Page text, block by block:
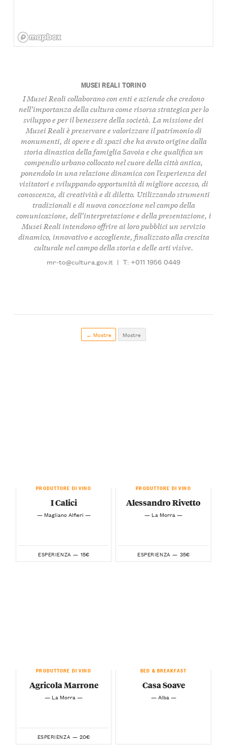
MUSEI REALI TORINO
I Musei Reali collaborano con enti e aziende che credono
nell’importanza della cultura come risorsa strategica per lo
sviluppo e per il benessere della società. Lamissionedei
Musei Reali è preservare e valorizzare il patrimonio di
monumenti, di opere e di spazi che ha avuto origine dalla
storia dinastica della famiglia Savoia e che qualifica un
compendio urbano collocato nel cuore della città antica,
ponendolo in una relazione dinamica con l’esperienza dei
visitatori e sviluppando opportunità di migliore accesso, di
conoscenza, di creatività e di diletto. Utilizzando strumenti
tradizionali e di nuova concezione nel campo della
comunicazione, dell’interpretazione e della presentazione, i
Musei Reali intendono offrire ai loro pubblici un servizio
dinamico, innovativo e accogliente, finalizzato alla crescita
culturale nel campo della storia e delle arti visive.
mr-to@cultura.gov.it | T: +011 1956 0449
← Mostre Mostre
PRODUTTORE DI VINO
I Calici
— Magliano Alfieri —
ESPERIENZA — 15€
PRODUTTORE DI VINO
Alessandro Rivetto
— La Morra —
ESPERIENZA — 35€
PRODUTTORE DI VINO
Agricola Marrone
— La Morra —
ESPERIENZA — 20€
BED & BREAKFAST
Casa Soave
— Alba —